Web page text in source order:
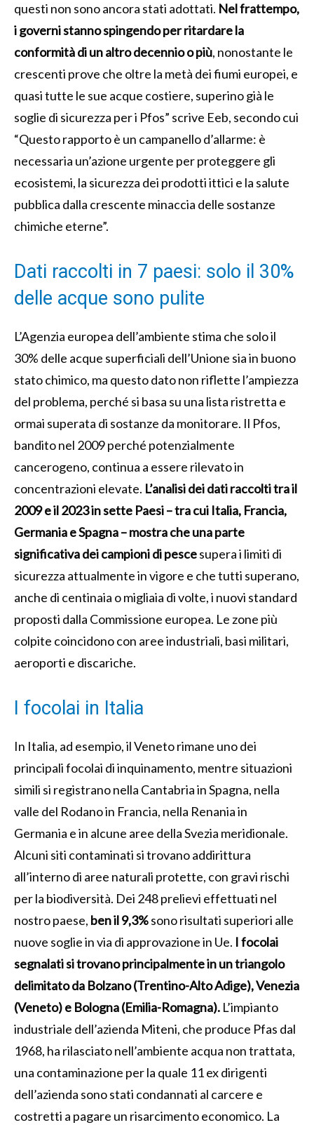
questi non sono ancora stati adottati. Nel frattempo,
i governi stanno spingendo per ritardare la
conformità di un altro decennio o più, nonostante le
crescenti prove che oltre la metà dei fiumi europei, e
quasi tutte le sue acque costiere, superino già le
soglie di sicurezza per i Pfos” scrive Eeb, secondo cui
“Questo rapporto è un campanello d’allarme: è
necessaria un’azione urgente per proteggere gli
ecosistemi, la sicurezza dei prodotti ittici e la salute
pubblica dalla crescente minaccia delle sostanze
chimiche eterne”.
Dati raccolti in 7 paesi: solo il 30%
delle acque sono pulite
L’Agenzia europea dell’ambiente stima che solo il
30% delle acque superficiali dell’Unione sia in buono
stato chimico, ma questo dato non riflette l’ampiezza
del problema, perché si basa su una lista ristretta e
ormai superata di sostanze da monitorare. Il Pfos,
bandito nel 2009 perché potenzialmente
cancerogeno, continua a essere rilevato in
concentrazioni elevate. L’analisi dei dati raccolti tra il
2009 e il 2023 in sette Paesi – tra cui Italia, Francia,
Germania e Spagna – mostra che una parte
significativa dei campioni di pescesupera i limiti di
sicurezza attualmente in vigore e che tutti superano,
anche di centinaia o migliaia di volte, i nuovi standard
proposti dalla Commissione europea. Le zone più
colpite coincidono con aree industriali, basi militari,
aeroporti e discariche.
I focolai in Italia
In Italia, ad esempio, il Veneto rimane uno dei
principali focolai di inquinamento, mentre situazioni
simili si registrano nella Cantabria in Spagna, nella
valle del Rodano in Francia, nella Renania in
Germania e in alcune aree della Svezia meridionale.
Alcuni siti contaminati si trovano addirittura
all’interno di aree naturali protette, con gravi rischi
per la biodiversità. Dei 248 prelievi effettuati nel
nostro paese, ben il 9,3%sono risultati superiori alle
nuove soglie in via di approvazione in Ue. I focolai
segnalati si trovano principalmente in un triangolo
delimitato da Bolzano (Trentino-Alto Adige), Venezia
(Veneto) e Bologna (Emilia-Romagna). L’impianto
industriale dell’azienda Miteni, che produce Pfas dal
1968, ha rilasciato nell’ambiente acqua non trattata,
una contaminazione per la quale 11 ex dirigenti
dell’azienda sono stati condannati al carcere e
costretti a pagare un risarcimento economico. La